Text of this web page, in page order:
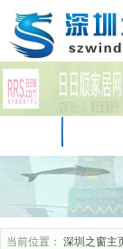
家居
当前位置： 深圳之窗主